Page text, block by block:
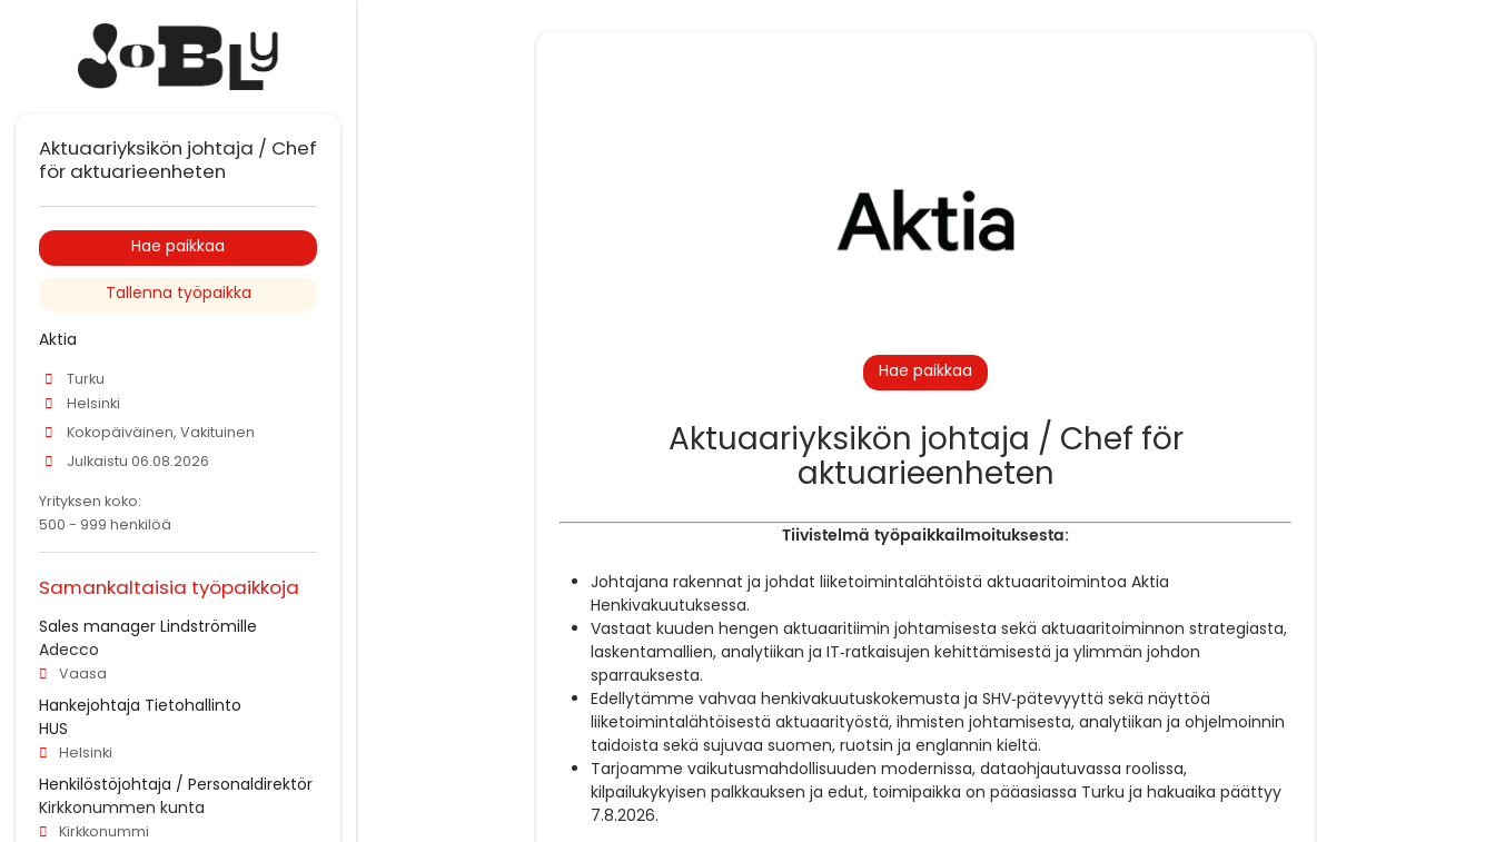
Aktuaariyksikön johtaja / Chef för
aktuarieenheten
Hae paikkaa
Tiivistelmä työpaikkailmoituksesta:
Johtajana rakennat ja johdat liiketoimintalähtöistä aktuaaritoimintoa Aktia
Henkivakuutuksessa.
Vastaat kuuden hengen aktuaaritiimin johtamisesta sekä aktuaaritoiminnon strategiasta,
laskentamallien, analytiikan ja IT‑ratkaisujen kehittämisestä ja ylimmän johdon
sparrauksesta.
Edellytämme vahvaa henkivakuutuskokemusta ja SHV‑pätevyyttä sekä näyttöä
liiketoimintalähtöisestä aktuaarityöstä, ihmisten johtamisesta, analytiikan ja ohjelmoinnin
taidoista sekä sujuvaa suomen, ruotsin ja englannin kieltä.
Tarjoamme vaikutusmahdollisuuden modernissa, dataohjautuvassa roolissa,
kilpailukykyisen palkkauksen ja edut, toimipaikka on pääasiassa Turku ja hakuaika päättyy
7.8.2026.
Aktuaariyksikön johtaja / Chef
för aktuarieenheten
Hae paikkaa
Tallenna työpaikka
Aktia
Turku
Helsinki
Kokopäiväinen, Vakituinen
Julkaistu 06.08.2026
Yrityksen koko:
500 - 999 henkilöä
Samankaltaisia työpaikkoja
Sales manager Lindströmille
Adecco
Vaasa
Hankejohtaja Tietohallinto
HUS
Helsinki
Henkilöstöjohtaja / Personaldirektör
Kirkkonummen kunta
Kirkkonummi